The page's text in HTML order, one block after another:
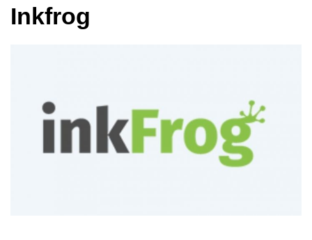
Inkfrog